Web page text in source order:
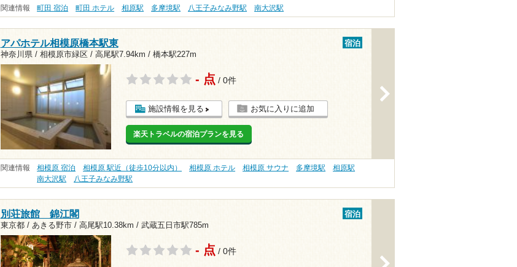
関連情報 町田 宿泊 町田 ホテル 相原駅 多摩境駅 八王子みなみ野駅 南大沢駅
アパホテル相模原橋本駅東
神奈川県 / 相模原市緑区 / 高尾駅7.94km / 橋本駅227m
宿泊
- 点 / 0件
施設情報を見る お気に入りに追加
楽天トラベルの宿泊プランを見る
関連情報 相模原 宿泊 相模原 駅近（徒歩10分以内） 相模原 ホテル 相模原 サウナ 多摩境駅
相原駅
南大沢駅
八王子みなみ野駅
別荘旅館 錦江閣
東京都 / あきる野市 / 高尾駅10.38km / 武蔵五日市駅785m
宿泊
- 点 / 0件